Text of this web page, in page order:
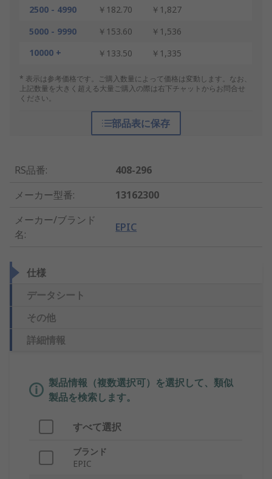
2500 - 4990
￥182.70
￥1,827
5000 - 9990
￥153.60
￥1,536
10000 +
￥133.50 ￥1,335
* 表示は参考価格です。ご購入数量によって価格は変動します。なお、
上記数量を大きく超える大量ご購入の際は右下チャットからお問合せ
ください。
部品表に保存
RS品番:
408-296
メーカー型番:
13162300
メーカー/ブランド
名:
EPIC
仕様
データシート
その他
詳細情報
製品情報（複数選択可）を選択して、類似
製品を検索します。
すべて選択
ブランド
EPIC